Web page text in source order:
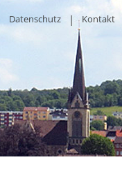
Datenschutz Kontakt